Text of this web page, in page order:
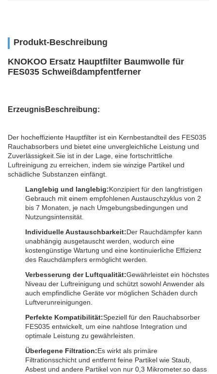
Produkt-Beschreibung
KNOKOO Ersatz Hauptfilter Baumwolle für
FES035 Schweißdampfentferner
ErzeugnisBeschreibung:
Der hocheffiziente Hauptfilter ist ein Kernbestandteil des FES035
Rauchabsorbers und bietet eine unvergleichliche Leistung und
Zuverlässigkeit.Sie ist in der Lage, eine fortschrittliche
Luftreinigung zu erreichen, indem sie winzige Partikel und
schädliche Substanzen einfängt.
Langlebig und langlebig:Konzipiert für den langfristigen
Gebrauch mit einem empfohlenen Austauschzyklus von 2
bis 7 Monaten, je nach Umgebungsbedingungen und
Nutzungsintensität.
Individuelle Austauschbarkeit:Der Rauchdämpfer kann
unabhängig ausgetauscht werden, wodurch eine
kostengünstige Wartung und eine kontinuierliche Effizienz
des Rauchdämpfers ermöglicht werden.
Verbesserung der Luftqualität:Gewährleistet ein höchstes
Niveau der Luftreinigung und schützt sowohl Anwender als
auch empfindliche Geräte vor möglichen Schäden durch
Luftverunreinigungen.
Perfekte Kompatibilität:Speziell für den Rauchabsorber
FES035 entwickelt, um eine nahtlose Integration und
optimale Leistung zu gewährleisten.
Überlegene Filtration:Es wirkt als primäre
Filtrationsschicht und entfernt feine Partikel wie Staub,
Asbest und andere Partikel von nur 0,3 Mikrometer.so dass